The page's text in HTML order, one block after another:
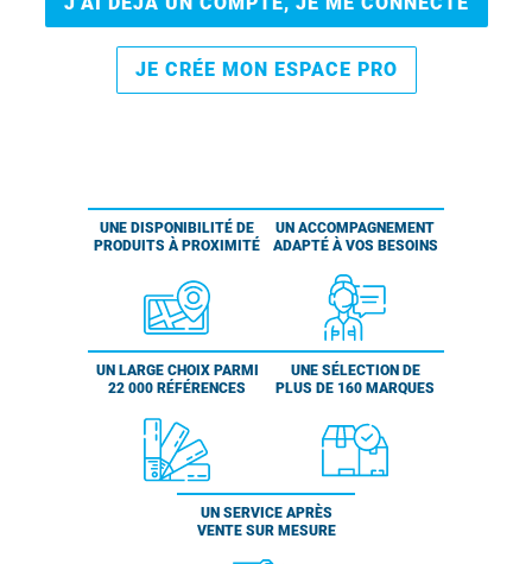
JE CRÉE MON ESPACE PRO
UNE DISPONIBILITÉ DE
PRODUITS À PROXIMITÉ
UN ACCOMPAGNEMENT
ADAPTÉ À VOS BESOINS
UN LARGE CHOIX PARMI
22 000 RÉFÉRENCES
UNE SÉLECTION DE
PLUS DE 160 MARQUES
UN SERVICE APRÈS
VENTE SUR MESURE